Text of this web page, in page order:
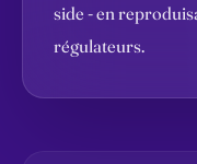
side - en
régulateurs.